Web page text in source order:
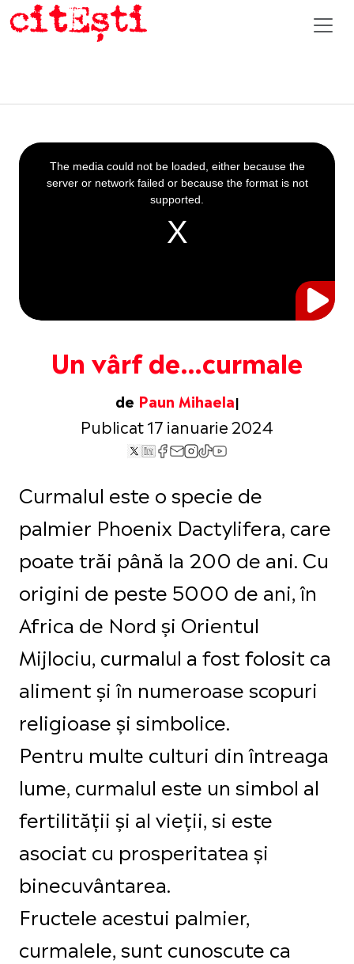
Un vârf de…curmale
de Paun Mihaela
Publicat 17 ianuarie 2024
This
is
a
The media could not be loaded, either because the
server or network failed or because the format is not
supported.
Curmalul este o specie de
palmier Phoenix Dactylifera, care
poate trăi până la 200 de ani. Cu
origini de peste 5000 de ani, în
Africa de Nord și Orientul
Mijlociu, curmalul a fost folosit ca
aliment și în numeroase scopuri
religioase și simbolice.
Pentru multe culturi din întreaga
lume, curmalul este un simbol al
fertilității și al vieții, si este
asociat cu prosperitatea și
binecuvântarea.
Fructele acestui palmier,
curmalele, sunt cunoscute ca